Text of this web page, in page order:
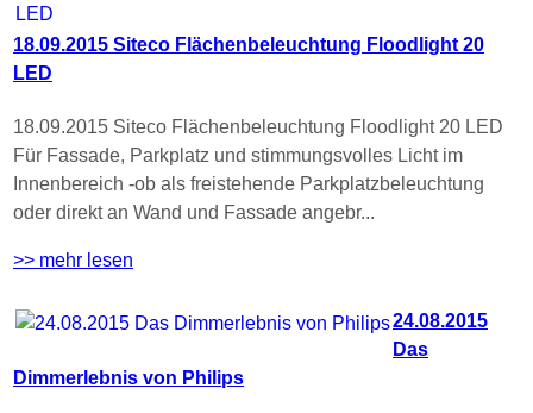
18.09.2015 Siteco Flächenbeleuchtung Floodlight 20
LED
18.09.2015 Siteco Flächenbeleuchtung Floodlight 20 LED
Für Fassade, Parkplatz und stimmungsvolles Licht im
Innenbereich -ob als freistehende Parkplatzbeleuchtung
oder direkt an Wand und Fassade angebr...
>> mehr lesen
24.08.2015
Das
Dimmerlebnis von Philips